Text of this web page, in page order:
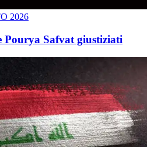
2026
Pourya Safvat giustiziati